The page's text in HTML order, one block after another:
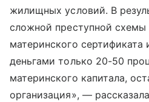
жилищных условий. В
сложной преступной схемы
материнского сертификата
деньгами только 20-50
материнского капитала,
организация», —